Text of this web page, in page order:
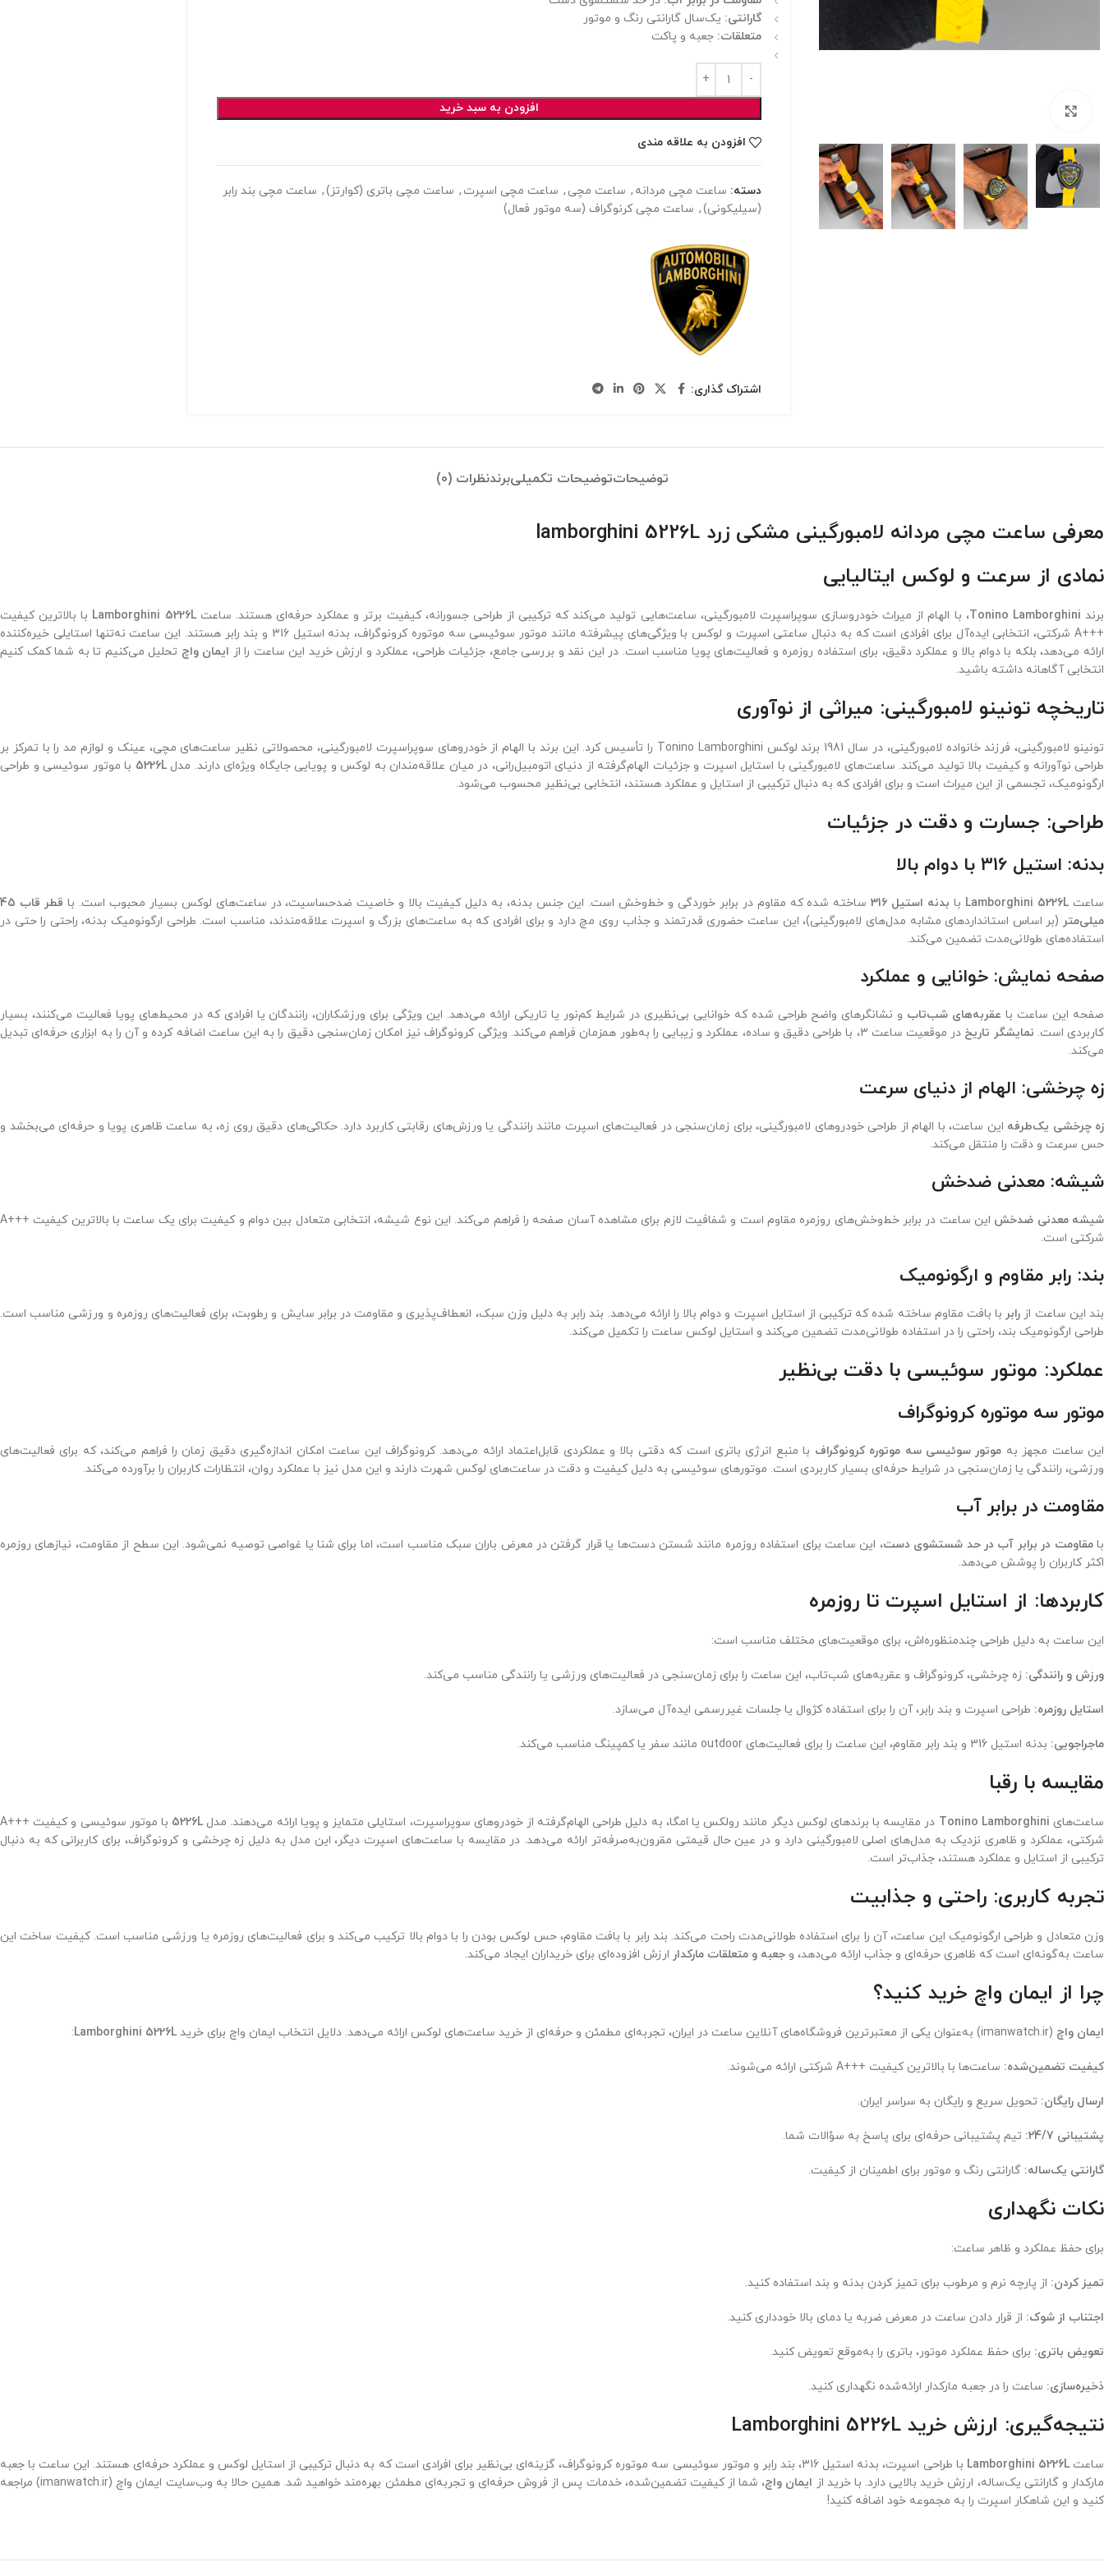
گارانتی: یک‌سال گارانتی رنگ و موتور
متعلقات: جعبه و پاکت
افزودن به سبد خرید
افزودن به علاقه مندی
دسته: ساعت مچی مردانه , ساعت مچی , ساعت مچی اسپرت , ساعت مچی باتری (کوارتز), ساعت مچی بند رابر
(سیلیکونی), ساعت مچی کرنوگراف (سه موتور فعال)
اشتراک گذاری:
توضیحاتتوضیحات تکمیلیبرندنظرات (0)
معرفی ساعت مچی مردانه لامبورگینی مشکی زرد lamborghini 5226L
نمادی از سرعت و لوکس ایتالیایی
برند Tonino Lamborghini، با الهام از میراث خودروسازی سوپراسپرت لامبورگینی، ساعت‌هایی تولید می‌کند که ترکیبی از طراحی جسورانه، کیفیت برتر و عملکرد حرفه‌ای هستند. ساعتLamborghini 5226L با بالاترین کیفیت
+++A شرکتی، انتخابی ایده‌آل برای افرادی است که به دنبال ساعتی اسپرت و لوکس با ویژگی‌های پیشرفته مانند موتور سوئیسی سه موتوره کرونوگراف، بدنه استیل 316 و بند رابر هستند. این ساعت نه‌تنها استایلی خیره‌کننده
ارائه می‌دهد، بلکه با دوام بالا و عملکرد دقیق، برای استفاده روزمره و فعالیت‌های پویا مناسب است. در این نقد و بررسی جامع، جزئیات طراحی، عملکرد و ارزش خرید این ساعت را از ایمان واچ تحلیل می‌کنیم تا به شما کمک کنیم
انتخابی آگاهانه داشته باشید.
تاریخچه تونینو لامبورگینی: میراثی از نوآوری
تونینو لامبورگینی، فرزند خانواده لامبورگینی، در سال 1981 برند لوکس Tonino Lamborghini را تأسیس کرد. این برند با الهام از خودروهای سوپراسپرت لامبورگینی، محصولاتی نظیر ساعت‌های مچی، عینک و لوازم مد را با تمرکز بر
طراحی نوآورانه و کیفیت بالا تولید می‌کند. ساعت‌های لامبورگینی با استایل اسپرت و جزئیات الهام‌گرفته از دنیای اتومبیل‌رانی، در میان علاقه‌مندان به لوکس و پویایی جایگاه ویژه‌ای دارند. مدل5226L با موتور سوئیسی و طراحی
ارگونومیک، تجسمی از این میراث است و برای افرادی که به دنبال ترکیبی از استایل و عملکرد هستند، انتخابی بی‌نظیر محسوب می‌شود.
طراحی: جسارت و دقت در جزئیات
بدنه: استیل 316 با دوام بالا
ساعت Lamborghini 5226L با بدنه استیل 316 ساخته شده که مقاوم در برابر خوردگی و خط‌وخش است. این جنس بدنه، به دلیل کیفیت بالا و خاصیت ضدحساسیت، در ساعت‌های لوکس بسیار محبوب است. با
قطر قاب 45
میلی‌متر (بر اساس استانداردهای مشابه مدل‌های لامبورگینی)، این ساعت حضوری قدرتمند و جذاب روی مچ دارد و برای افرادی که به ساعت‌های بزرگ و اسپرت علاقه‌مندند، مناسب است. طراحی ارگونومیک بدنه، راحتی را حتی در
استفاده‌های طولانی‌مدت تضمین می‌کند.
صفحه نمایش: خوانایی و عملکرد
صفحه این ساعت با عقربه‌های شب‌تاب و نشانگرهای واضح طراحی شده که خوانایی بی‌نظیری در شرایط کم‌نور یا تاریکی ارائه می‌دهد. این ویژگی برای ورزشکاران، رانندگان یا افرادی که در محیط‌های پویا فعالیت می‌کنند، بسیار
کاربردی است. نمایشگر تاریخ
در موقعیت ساعت 3، با طراحی دقیق و ساده، عملکرد و زیبایی را به‌طور همزمان فراهم می‌کند. ویژگی کرونوگراف نیز امکان زمان‌سنجی دقیق را به این ساعت اضافه کرده و آن را به ابزاری حرفه‌ای تبدیل
می‌کند.
زه چرخشی: الهام از دنیای سرعت
زه چرخشی یک‌طرفه این ساعت، با الهام از طراحی خودروهای لامبورگینی، برای زمان‌سنجی در فعالیت‌های اسپرت مانند رانندگی یا ورزش‌های رقابتی کاربرد دارد. حکاکی‌های دقیق روی زه، به ساعت ظاهری پویا و حرفه‌ای می‌بخشد و
حس سرعت و دقت را منتقل می‌کند.
شیشه: معدنی ضدخش
شیشه معدنی ضدخش
این ساعت در برابر خط‌وخش‌های روزمره مقاوم است و شفافیت لازم برای مشاهده آسان صفحه را فراهم می‌کند. این نوع شیشه، انتخابی متعادل بین دوام و کیفیت برای یک ساعت با بالاترین کیفیت +++A
شرکتی است.
بند: رابر مقاوم و ارگونومیک
بند این ساعت از رابر با بافت مقاوم ساخته شده که ترکیبی از استایل اسپرت و دوام بالا را ارائه می‌دهد. بند رابر به دلیل وزن سبک، انعطاف‌پذیری و مقاومت در برابر سایش و رطوبت، برای فعالیت‌های روزمره و ورزشی مناسب است.
طراحی ارگونومیک بند، راحتی را در استفاده طولانی‌مدت تضمین می‌کند و استایل لوکس ساعت را تکمیل می‌کند.
عملکرد: موتور سوئیسی با دقت بی‌نظیر
موتور سه موتوره کرونوگراف
این ساعت مجهز به موتور سوئیسی سه موتوره کرونوگراف با منبع انرژی باتری است که دقتی بالا و عملکردی قابل‌اعتماد ارائه می‌دهد. کرونوگراف این ساعت امکان اندازه‌گیری دقیق زمان را فراهم می‌کند، که برای فعالیت‌های
ورزشی، رانندگی یا زمان‌سنجی در شرایط حرفه‌ای بسیار کاربردی است. موتورهای سوئیسی به دلیل کیفیت و دقت در ساعت‌های لوکس شهرت دارند و این مدل نیز با عملکرد روان، انتظارات کاربران را برآورده می‌کند.
مقاومت در برابر آب
بامقاومت در برابر آب در حد شستشوی دست، این ساعت برای استفاده روزمره مانند شستن دست‌ها یا قرار گرفتن در معرض باران سبک مناسب است، اما برای شنا یا غواصی توصیه نمی‌شود. این سطح از مقاومت، نیازهای روزمره
اکثر کاربران را پوشش می‌دهد.
کاربردها: از استایل اسپرت تا روزمره
این ساعت به دلیل طراحی چندمنظوره‌اش، برای موقعیت‌های مختلف مناسب است:
ورزش و رانندگی: زه چرخشی، کرونوگراف و عقربه‌های شب‌تاب، این ساعت را برای زمان‌سنجی در فعالیت‌های ورزشی یا رانندگی مناسب می‌کند.
استایل روزمره: طراحی اسپرت و بند رابر، آن را برای استفاده کژوال یا جلسات غیررسمی ایده‌آل می‌سازد.
ماجراجویی: بدنه استیل 316 و بند رابر مقاوم، این ساعت را برای فعالیت‌های outdoor مانند سفر یا کمپینگ مناسب می‌کند.
مقایسه با رقبا
ساعت‌های Tonino Lamborghini در مقایسه با برندهای لوکس دیگر مانند رولکس یا امگا، به دلیل طراحی الهام‌گرفته از خودروهای سوپراسپرت، استایلی متمایز و پویا ارائه می‌دهند. مدل 5226L
با موتور سوئیسی و کیفیت +++A
شرکتی، عملکرد و ظاهری نزدیک به مدل‌های اصلی لامبورگینی دارد و در عین حال قیمتی مقرون‌به‌صرفه‌تر ارائه می‌دهد. در مقایسه با ساعت‌های اسپرت دیگر، این مدل به دلیل زه چرخشی و کرونوگراف، برای کاربرانی که به دنبال
ترکیبی از استایل و عملکرد هستند، جذاب‌تر است.
تجربه کاربری: راحتی و جذابیت
وزن متعادل و طراحی ارگونومیک این ساعت، آن را برای استفاده طولانی‌مدت راحت می‌کند. بند رابر با بافت مقاوم، حس لوکس بودن را با دوام بالا ترکیب می‌کند و برای فعالیت‌های روزمره یا ورزشی مناسب است. کیفیت ساخت این
ساعت به‌گونه‌ای است که ظاهری حرفه‌ای و جذاب ارائه می‌دهد، و جعبه و متعلقات مارکدار ارزش افزوده‌ای برای خریداران ایجاد می‌کند.
چرا از ایمان واچ خرید کنید؟
ایمان واچ (imanwatch.ir) به‌عنوان یکی از معتبرترین فروشگاه‌های آنلاین ساعت در ایران، تجربه‌ای مطمئن و حرفه‌ای از خرید ساعت‌های لوکس ارائه می‌دهد. دلایل انتخاب ایمان واچ برای خرید Lamborghini 5226L
:
کیفیت تضمین‌شده: ساعت‌ها با بالاترین کیفیت +++A شرکتی ارائه می‌شوند.
ارسال رایگان: تحویل سریع و رایگان به سراسر ایران.
پشتیبانی 24/7: تیم پشتیبانی حرفه‌ای برای پاسخ به سؤالات شما.
گارانتی یک‌ساله: گارانتی رنگ و موتور برای اطمینان از کیفیت.
نکات نگهداری
برای حفظ عملکرد و ظاهر ساعت:
تمیز کردن: از پارچه نرم و مرطوب برای تمیز کردن بدنه و بند استفاده کنید.
اجتناب از شوک: از قرار دادن ساعت در معرض ضربه یا دمای بالا خودداری کنید.
تعویض باتری: برای حفظ عملکرد موتور، باتری را به‌موقع تعویض کنید.
ذخیره‌سازی: ساعت را در جعبه مارکدار ارائه‌شده نگهداری کنید.
نتیجه‌گیری: ارزش خرید Lamborghini 5226L
ساعتLamborghini 5226L
با طراحی اسپرت، بدنه استیل 316، بند رابر و موتور سوئیسی سه موتوره کرونوگراف، گزینه‌ای بی‌نظیر برای افرادی است که به دنبال ترکیبی از استایل لوکس و عملکرد حرفه‌ای هستند. این ساعت با جعبه
مارکدار و گارانتی یک‌ساله، ارزش خرید بالایی دارد. با خرید از ایمان واچ
، شما از کیفیت تضمین‌شده، خدمات پس از فروش حرفه‌ای و تجربه‌ای مطمئن بهره‌مند خواهید شد. همین حالا به وب‌سایت ایمان واچ (imanwatch.ir) مراجعه
کنید و این شاهکار اسپرت را به مجموعه خود اضافه کنید!